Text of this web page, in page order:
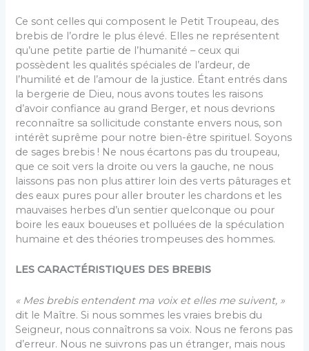
Ce sont celles qui composent le Petit Troupeau, des
brebis de l’ordre le plus élevé. Elles ne représentent
qu’une petite partie de l’humanité – ceux qui
possèdent les qualités spéciales de l’ardeur, de
l’humilité et de l’amour de la justice. Étant entrés dans
la bergerie de Dieu, nous avons toutes les raisons
d’avoir confiance au grand Berger, et nous devrions
reconnaître sa sollicitude constante envers nous, son
intérêt suprême pour notre bien-être spirituel. Soyons
de sages brebis ! Ne nous écartons pas du troupeau,
que ce soit vers la droite ou vers la gauche, ne nous
laissons pas non plus attirer loin des verts pâturages et
des eaux pures pour aller brouter les chardons et les
mauvaises herbes d’un sentier quelconque ou pour
boire les eaux boueuses et polluées de la spéculation
humaine et des théories trompeuses des hommes.
LES CARACTÉRISTIQUES DES BREBIS
« Mes brebis entendent ma voix et elles me suivent, »
dit le Maître. Si nous sommes les vraies brebis du
Seigneur, nous connaîtrons sa voix. Nous ne ferons pas
d’erreur. Nous ne suivrons pas un étranger, mais nous